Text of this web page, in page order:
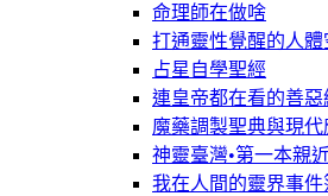
命理師在做啥
打通靈性覺醒的人體
占星自學聖經
連皇帝都在看的善惡
魔藥調製聖典與現代
神靈臺灣•第一本親
我在人間的靈界事件